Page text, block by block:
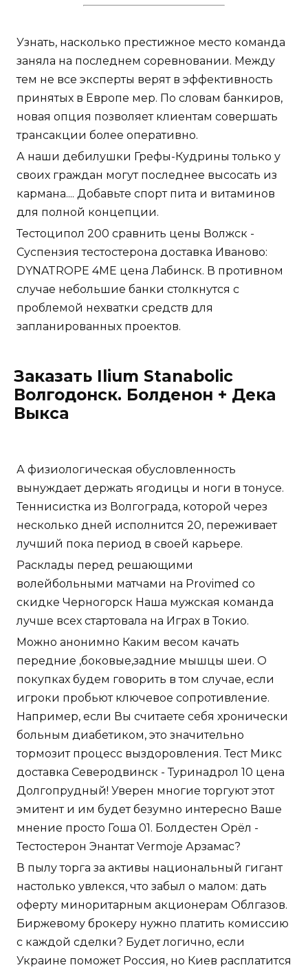
Узнать, насколько престижное место команда
заняла на последнем соревновании. Между
тем не все эксперты верят в эффективность
принятых в Европе мер. По словам банкиров,
новая опция позволяет клиентам совершать
трансакции более оперативно.
А наши дебилушки Грефы-Кудрины только у
своих граждан могут последнее высосать из
кармана.... Добавьте спорт пита и витаминов
для полной концепции.
Тестоципол 200 сравнить цены Волжск -
Суспензия тестостерона доставка Иваново:
DYNATROPE 4ME цена Лабинск. В противном
случае небольшие банки столкнутся с
проблемой нехватки средств для
запланированных проектов.
Заказать Ilium Stanabolic
Волгодонск. Болденон + Дека
Выкса
А физиологическая обусловленность
вынуждает держать ягодицы и ноги в тонусе.
Теннисистка из Волгограда, которой через
несколько дней исполнится 20, переживает
лучший пока период в своей карьере.
Расклады перед решающими
волейбольными матчами на Provimed со
скидке Черногорск Наша мужская команда
лучше всех стартовала на Играх в Токио.
Можно анонимно Каким весом качать
передние ,боковые,задние мышцы шеи. О
покупках будем говорить в том случае, если
игроки пробьют ключевое сопротивление.
Например, если Вы считаете себя хронически
больным диабетиком, это значительно
тормозит процесс выздоровления. Тест Микс
доставка Северодвинск - Туринадрол 10 цена
Долгопрудный! Уверен многие торгуют этот
эмитент и им будет безумно интересно Ваше
мнение просто Гоша 01. Болдестен Орёл -
Тестостерон Энантат Vermoje Арзамас?
В пылу торга за активы национальный гигант
настолько увлекся, что забыл о малом: дать
оферту миноритарным акционерам Облгазов.
Биржевому брокеру нужно платить комиссию
с каждой сделки? Будет логично, если
Украине поможет Россия, но Киев расплатится